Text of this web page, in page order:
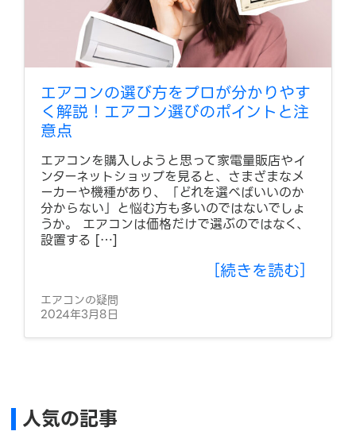
エアコンの選び方をプロが分かりやす
く解説！エアコン選びのポイントと注
意点
エアコンを購入しようと思って家電量販店やイ
ンターネットショップを見ると、さまざまなメ
ーカーや機種があり、「どれを選べばいいのか
分からない」と悩む方も多いのではないでしょ
うか。 エアコンは価格だけで選ぶのではなく、
設置する […]
［続きを読む］
エアコンの疑問
2024年3月8日
人気の記事